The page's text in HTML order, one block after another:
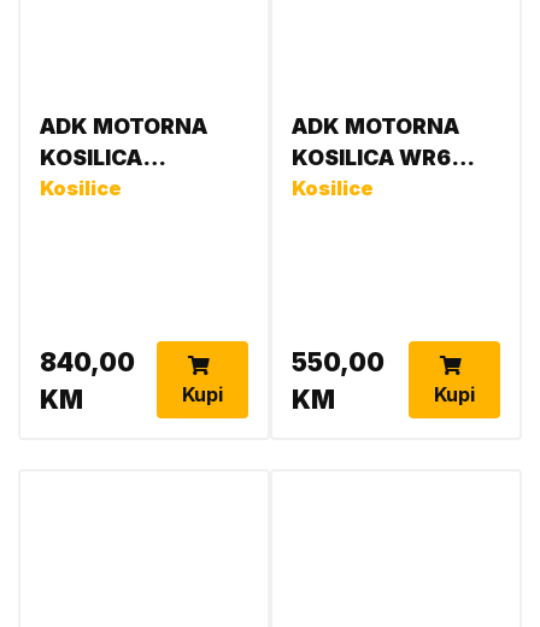
ADK MOTORNA
KOSILICA
TW51SHL-C1 (170
Kosilice
840,00
KM
Kupi
ADK MOTORNA
KOSILICA WR6
3856019114057
Kosilice
550,00
KM
Kupi